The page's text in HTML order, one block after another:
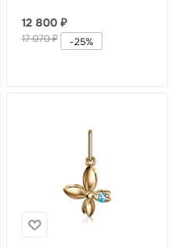
12 800₽
17 070₽ -25%